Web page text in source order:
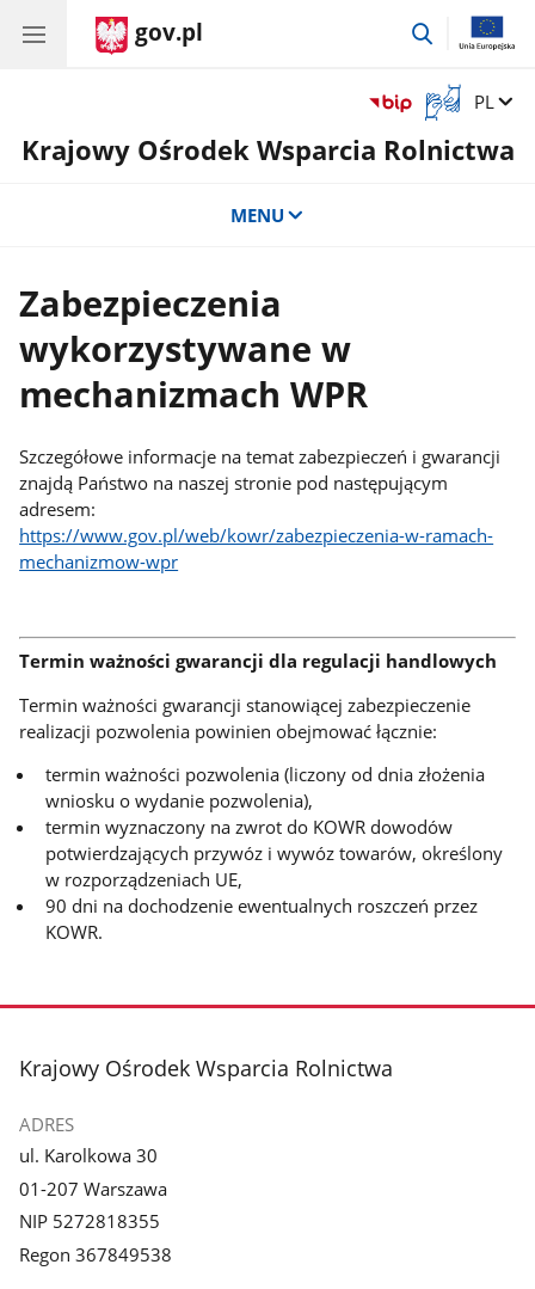
gov.pl
przejdź
Otwórz
okno
z
Zmień
PL
Krajowy Ośrodek Wsparcia Rolnictwa
MENU
Zabezpieczenia
wykorzystywane w
mechanizmach WPR
Szczegółowe informacje na temat zabezpieczeń i gwarancji
znajdą Państwo na naszej stronie pod następującym
adresem:
https://www.gov.pl/web/kowr/zabezpieczenia-w-ramach-
mechanizmow-wpr
Termin ważności gwarancji dla regulacji handlowych
Termin ważności gwarancji stanowiącej zabezpieczenie
realizacji pozwolenia powinien obejmować łącznie:
termin ważności pozwolenia (liczony od dnia złożenia
wniosku o wydanie pozwolenia),
termin wyznaczony na zwrot do KOWR dowodów
potwierdzających przywóz i wywóz towarów, określony
w rozporządzeniach UE,
90 dni na dochodzenie ewentualnych roszczeń przez
KOWR.
stopka
Krajowy Ośrodek Wsparcia Rolnictwa
ADRES
ul. Karolkowa 30
01-207 Warszawa
NIP 5272818355
Regon 367849538